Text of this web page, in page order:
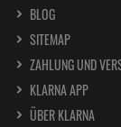
BLOG
SITEMAP
ZAHLUNG UND
KLARNA APP
ÜBER KLARNA